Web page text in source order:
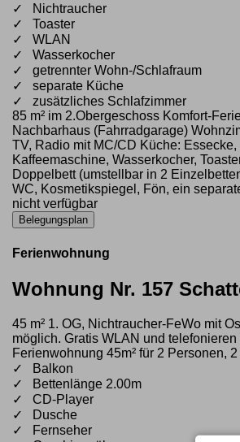
✓ Nichtraucher
✓ Toaster
✓ WLAN
✓ Wasserkocher
✓ getrennter Wohn-/Schlafraum
✓ separate Küche
✓ zusätzliches Schlafzimmer
85 m² im 2.Obergeschoss Komfort-
Nachbarhaus (Fahrradgarage)
TV, Radio mit MC/CD Küche:
Kaffeemaschine, Wasserkocher,
Doppelbett (umstellbar in 2
WC, Kosmetikspiegel, Fön, ein
nicht verfügbar
Belegungsplan
Ferienwohnung
Wohnung Nr. 157
45 m² 1. OG, Nichtraucher-FeWo mit
möglich. Gratis WLAN und
Ferienwohnung 45m² für 2 Personen,
✓ Balkon
✓ Bettenlänge 2.00m
✓ CD-Player
✓ Dusche
✓ Fernseher